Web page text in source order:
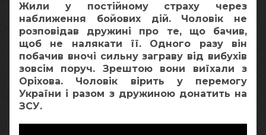
Жили у постійному страху через
наближення бойових дій. Чоловік не
розповідав дружині про те, що бачив,
щоб не налякати її. Одного разу він
побачив вночі сильну заграву від вибухів
зовсім поруч. Зрештою вони виїхали з
Оріхова. Чоловік вірить у перемогу
України і разом з дружиною донатить на
ЗСУ.